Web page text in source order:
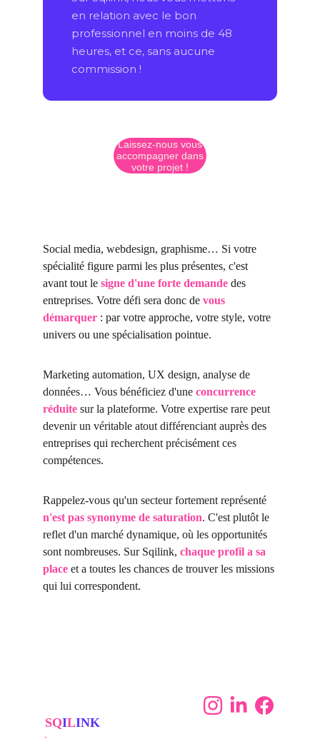
Laissez-nous vous
accompagner dans
votre projet !
Social media, webdesign, graphisme… Si votre
spécialité figure parmi les plus présentes, c'est
avant tout le signe d'une forte demande des
entreprises. Votre défi sera donc de vous
démarquer : par votre approche, votre style, votre
univers ou une spécialisation pointue.
Marketing automation, UX design, analyse de
données… Vous bénéficiez d'une concurrence
réduite sur la plateforme. Votre expertise rare peut
devenir un véritable atout différenciant auprès des
entreprises qui recherchent précisément ces
compétences.
Rappelez-vous qu'un secteur fortement représenté
n'est pas synonyme de saturation. C'est plutôt le
reflet d'un marché dynamique, où les opportunités
sont nombreuses. Sur Sqilink, chaque profil a sa
place et a toutes les chances de trouver les missions
qui lui correspondent.
SQILINK